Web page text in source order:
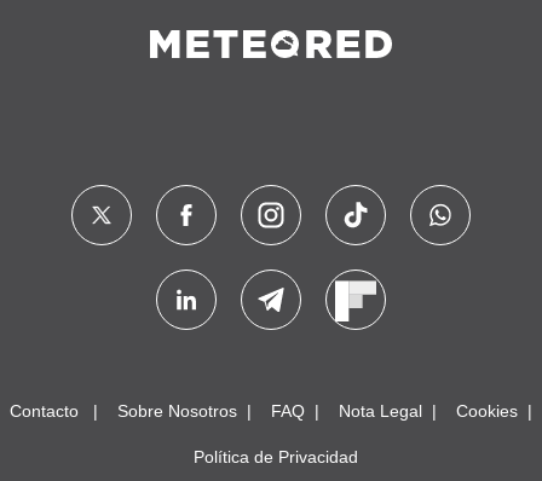
Contacto Sobre Nosotros FAQ Nota Legal Cookies
Política de Privacidad